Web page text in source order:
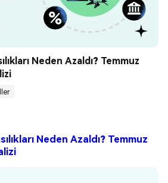
Neden Azaldı? Temmuz
Neden Azaldı? Temmuz